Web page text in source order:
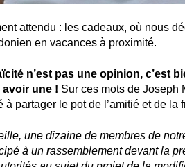
attendu : les cadeaux, où nous
en vacances à proximité.
n’est pas une opinion, c’est
avoir une ! Sur ces mots de Joseph
à partager le pot de l’amitié et de la
une dizaine de membres de
à un rassemblement devant la